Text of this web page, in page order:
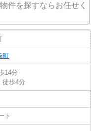
件を探すならお任せく
町
14分
歩4分
ト